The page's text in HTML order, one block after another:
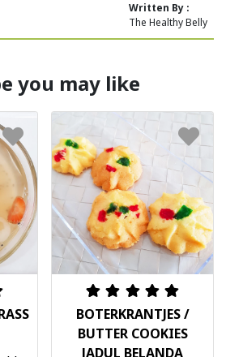
Written By :
The Healthy Belly
you may like
BOTERKRANTJES /
BUTTER COOKIES
JADUL BELANDA